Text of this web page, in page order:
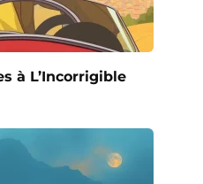
à L’Incorrigible